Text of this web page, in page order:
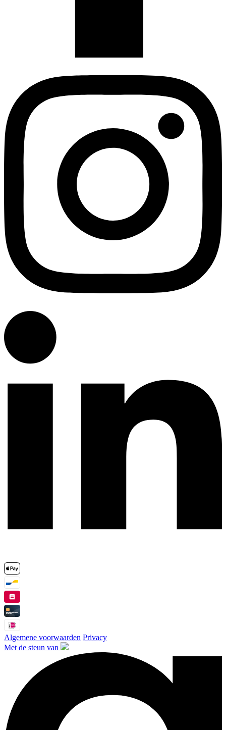
Algemene voorwaarden Privacy
Met de steun van